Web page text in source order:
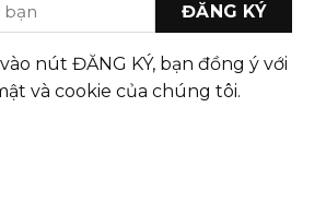
nút ĐĂNG KÝ, bạn đồng ý với
và cookie của chúng tôi.